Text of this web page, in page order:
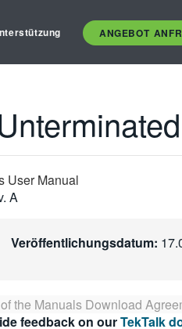
ANGEBOT
User Manual
A
Veröffentlichungsdatum:
the Manuals Download
feedback on ourTekTalk